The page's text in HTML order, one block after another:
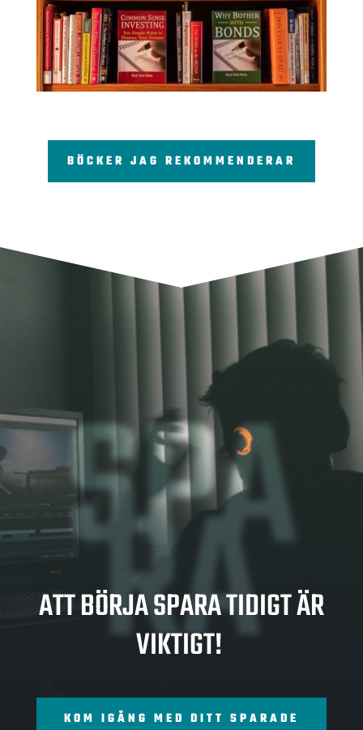
BÖCKER JAG REKOMMENDERAR
SPA
RA
ATT BÖRJA SPARA TIDIGT ÄR
VIKTIGT!
KOM IGÅNG MED DITT SPARADE